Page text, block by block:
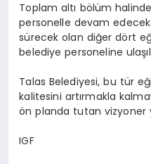
Toplam altı bölüm
personelle devam
sürecek olan diğer dört
belediye personeline
Talas Belediyesi, bu tür
kalitesini artırmakla
ön planda tutan vizyoner
IGF